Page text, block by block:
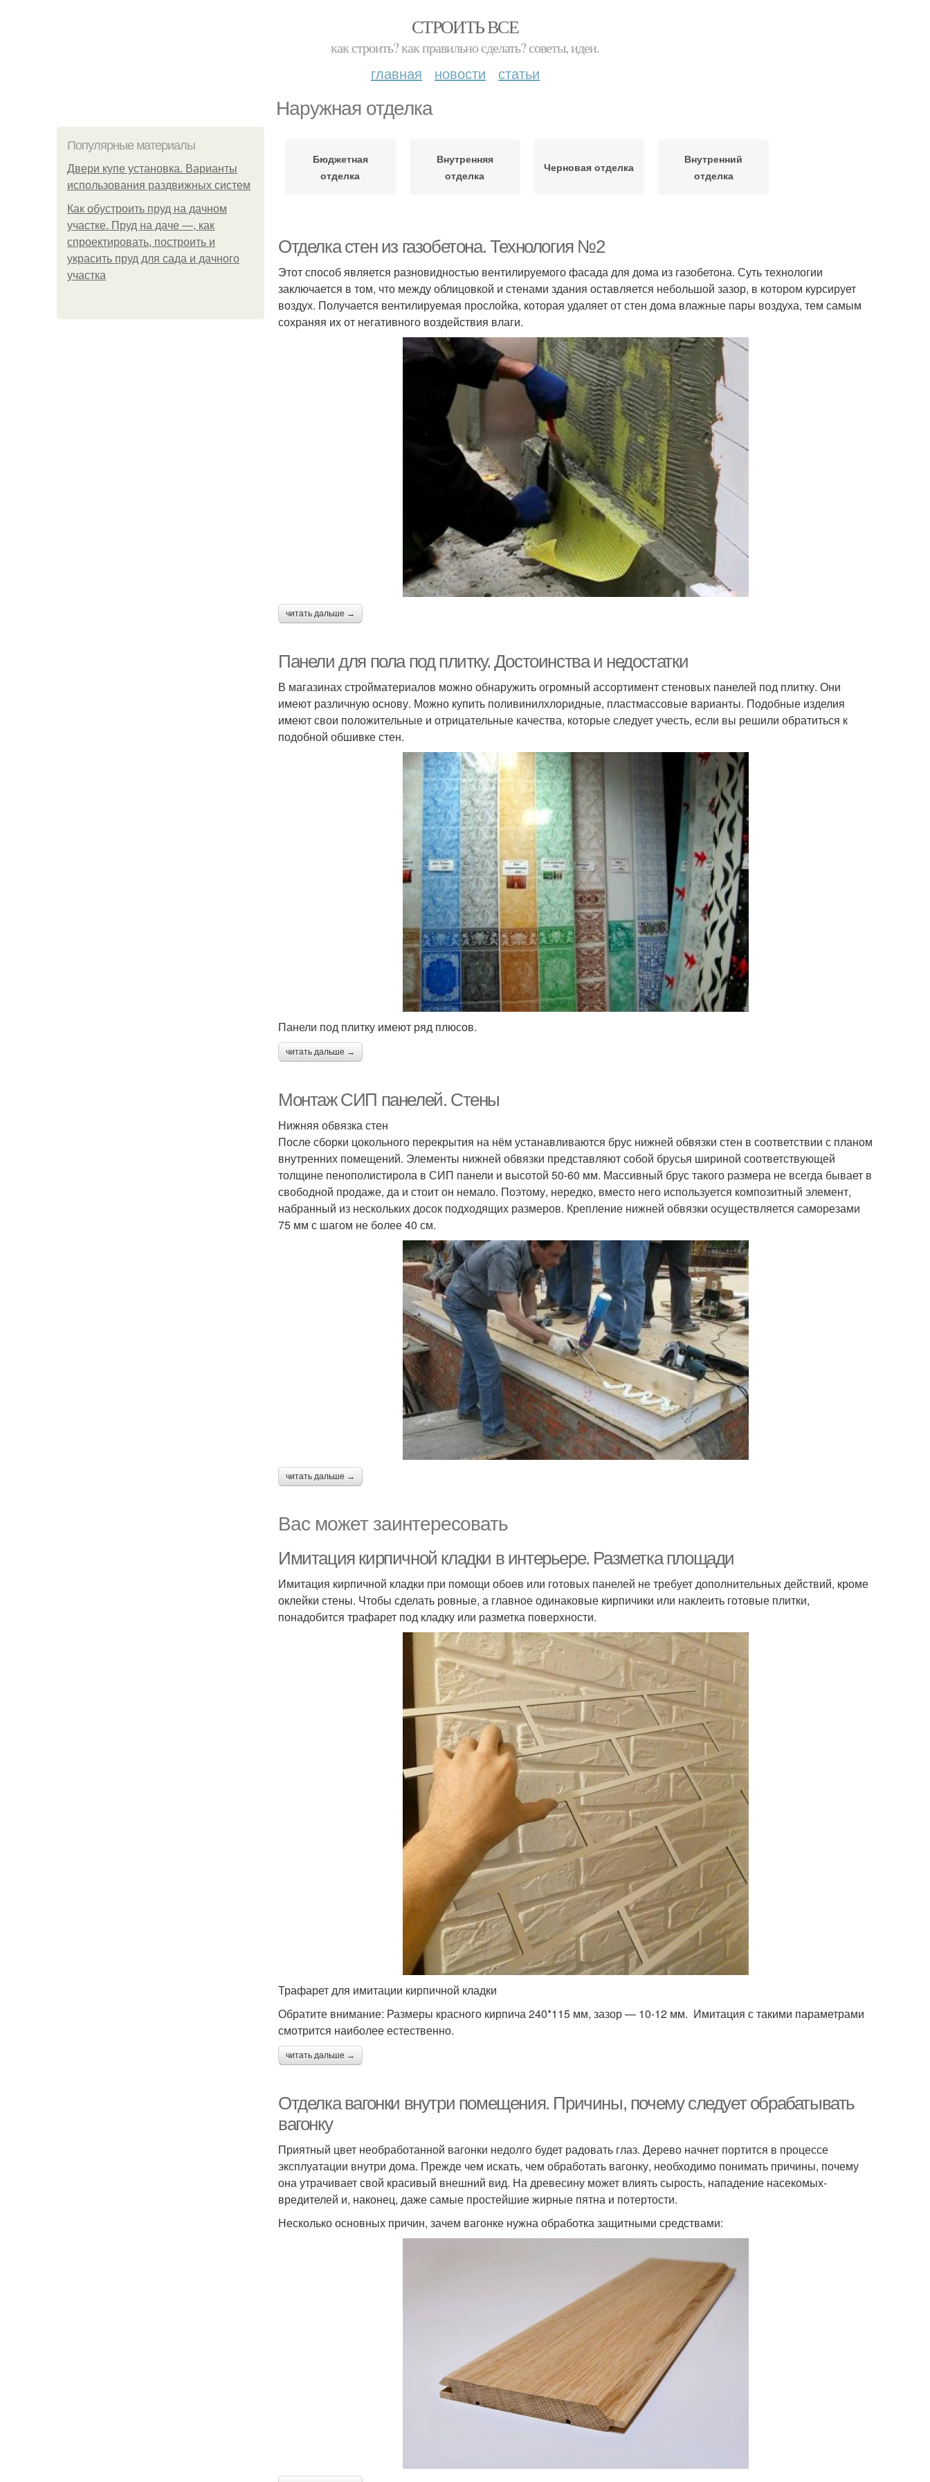
СТРОИТЬ ВСЕ
как строить? как правильно сделать? советы, идеи.
главная новости статьи
Наружная отделка
Популярные материалы
Двери купе установка. Варианты
использования раздвижных систем
Как обустроить пруд на дачном
участке. Пруд на даче —, как
спроектировать, построить и
украсить пруд для сада и дачного
участка
Бюджетная
отделка
Внутренняя
отделка
Черновая отделка
Внутренний
отделка
Отделка стен из газобетона. Технология №2
Этот способ является разновидностью вентилируемого фасада для дома из газобетона. Суть технологии
заключается в том, что между облицовкой и стенами здания оставляется небольшой зазор, в котором курсирует
воздух. Получается вентилируемая прослойка, которая удаляет от стен дома влажные пары воздуха, тем самым
сохраняя их от негативного воздействия влаги.
читать дальше →
Панели для пола под плитку. Достоинства и недостатки
В магазинах стройматериалов можно обнаружить огромный ассортимент стеновых панелей под плитку. Они
имеют различную основу. Можно купить поливинилхлоридные, пластмассовые варианты. Подобные изделия
имеют свои положительные и отрицательные качества, которые следует учесть, если вы решили обратиться к
подобной обшивке стен.
Панели под плитку имеют ряд плюсов.
читать дальше →
Монтаж СИП панелей. Стены
Нижняя обвязка стен
После сборки цокольного перекрытия на нём устанавливаются брус нижней обвязки стен в соответствии с планом
внутренних помещений. Элементы нижней обвязки представляют собой брусья шириной соответствующей
толщине пенополистирола в СИП панели и высотой 50-60 мм. Массивный брус такого размера не всегда бывает в
свободной продаже, да и стоит он немало. Поэтому, нередко, вместо него используется композитный элемент,
набранный из нескольких досок подходящих размеров. Крепление нижней обвязки осуществляется саморезами
75 мм с шагом не более 40 см.
читать дальше →
Вас может заинтересовать
Имитация кирпичной кладки в интерьере. Разметка площади
Имитация кирпичной кладки при помощи обоев или готовых панелей не требует дополнительных действий, кроме
оклейки стены. Чтобы сделать ровные, а главное одинаковые кирпичики или наклеить готовые плитки,
понадобится трафарет под кладку или разметка поверхности.
Трафарет для имитации кирпичной кладки
Обратите внимание: Размеры красного кирпича 240*115 мм, зазор — 10-12 мм. Имитация с такими параметрами
смотрится наиболее естественно.
читать дальше →
Отделка вагонки внутри помещения. Причины, почему следует обрабатывать
вагонку
Приятный цвет необработанной вагонки недолго будет радовать глаз. Дерево начнет портится в процессе
эксплуатации внутри дома. Прежде чем искать, чем обработать вагонку, необходимо понимать причины, почему
она утрачивает свой красивый внешний вид. На древесину может влиять сырость, нападение насекомых-
вредителей и, наконец, даже самые простейшие жирные пятна и потертости.
Несколько основных причин, зачем вагонке нужна обработка защитными средствами: